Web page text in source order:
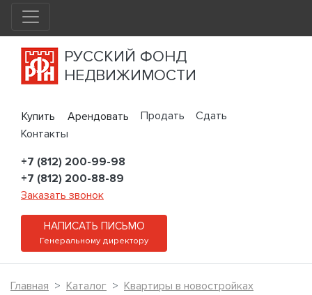
РУССКИЙ ФОНД
НЕДВИЖИМОСТИ
Купить Арендовать Продать
Сдать
Контакты
+7 (812) 200-99-98
+7 (812) 200-88-89
Заказать звонок
НАПИСАТЬ ПИСЬМО
Генеральному директору
Главная Каталог
Квартиры в новостройках